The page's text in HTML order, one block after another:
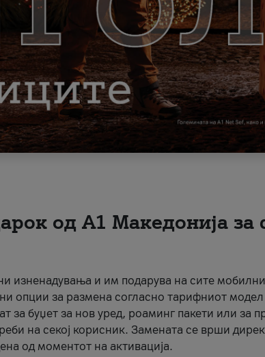
од А1 Македонија за
изненадувања и им подарува на сите
опции за размена согласно тарифниот
за буџет за нов уред, роаминг пакети или за
на секој корисник. Замената се врши
од моментот на активација.